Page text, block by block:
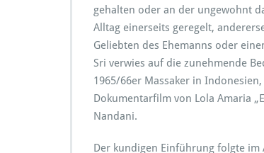
gehalten oder an der ungewohnt
Alltag einerseits geregelt,
Geliebten des Ehemanns oder
Sri verwies auf die zunehmende
1965/66er Massaker in
Dokumentarfilm von Lola Amaria
Nandani.
Der kundigen Einführung folgte